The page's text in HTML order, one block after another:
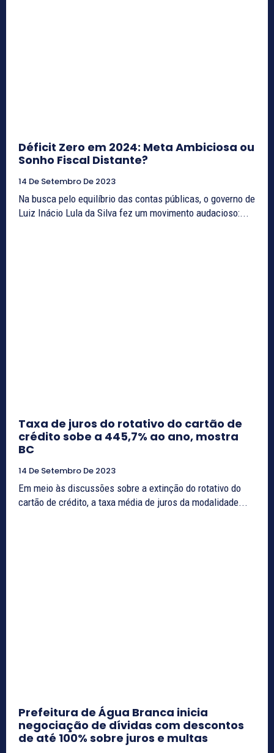
Déficit Zero em 2024: Meta Ambiciosa ou
Sonho Fiscal Distante?
14 De Setembro De 2023
Na busca pelo equilíbrio das contas públicas, o governo de
Luiz Inácio Lula da Silva fez um movimento audacioso:...
Taxa de juros do rotativo do cartão de
crédito sobe a 445,7% ao ano, mostra
BC
14 De Setembro De 2023
Em meio às discussões sobre a extinção do rotativo do
cartão de crédito, a taxa média de juros da modalidade...
Prefeitura de Água Branca inicia
negociação de dívidas com descontos
de até 100% sobre juros e multas